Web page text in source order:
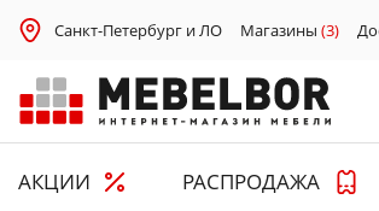
Санкт-Петербург и ЛО Магазины (3)
АКЦИИ РАСПРОДАЖА